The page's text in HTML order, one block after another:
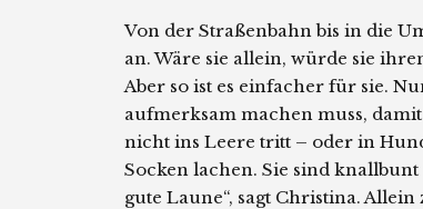
Von der Straßenbahn bis in die
an. Wäre sie allein, würde sie
Aber so ist es einfacher für sie.
aufmerksam machen muss,
nicht ins Leere tritt – oder in
Socken lachen. Sie sind
gute Laune“, sagt Christina. Allein